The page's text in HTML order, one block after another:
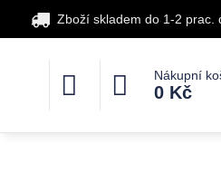
Zboží skladem do 1-2 prac.
Nákupní
0 Kč